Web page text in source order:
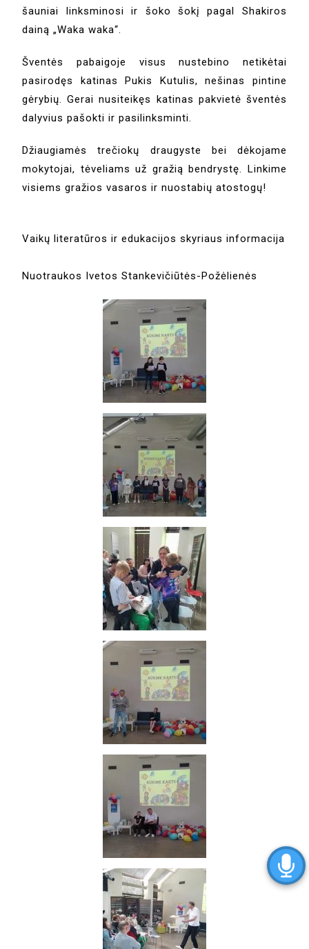
šauniai linksminosi ir šoko šokį pagal Shakiros
dainą „Waka waka“.
Šventės pabaigoje visus nustebino netikėtai
pasirodęs katinas Pukis Kutulis, nešinas pintine
gėrybių. Gerai nusiteikęs katinas pakvietė šventės
dalyvius pašokti ir pasilinksminti.
Džiaugiamės trečiokų draugyste bei dėkojame
mokytojai, tėveliams už gražią bendrystę. Linkime
visiems gražios vasaros ir nuostabių atostogų!
Vaikų literatūros ir edukacijos skyriaus informacija
Nuotraukos Ivetos Stankevičiūtės-Požėlienės